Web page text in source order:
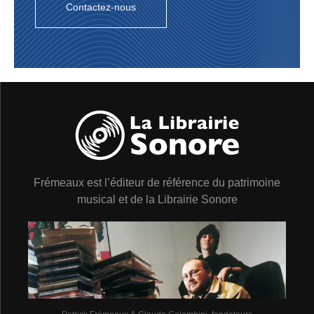
dosage les bons vieux standards, ceux que le public ne
manque jamais de réclamer, l’emporteront assez
rapidement sur les airs plus récents, même si parfois un
jeune « tube » pourra connaître un succès inespéré :
voir C’est si bon ou La vie en rose…
Bien sûr les disques – surtout avec l’arrivée du
thème – offriront une plus grande variété, mais ils seront
souvent réalisés avec des formations de studio, sans
l’orchestre régulier. De toute façon, pour l’heure, la
grève s’éternise et certaines firmes phonographiques
imposée en modernisant leur technique. Notamment en
faisant l’emplette de ces belles grosses machines toutes
permettant de substituer avantageusement à la gravure
directe l’enregistrement sur bandes dites magnétiques.
Pas les dinosaures du disque évidemment, qui
attendront tranquilles, cordons de la bourse
hermétiquement bouclés, 1950-51. Plutôt les boîtes
petites et moyennes, genre Capitol, par exemple…
Contactez-nous
Frémeaux est l’éditeur de référence du patrimoine
musical et de la Librairie Sonore